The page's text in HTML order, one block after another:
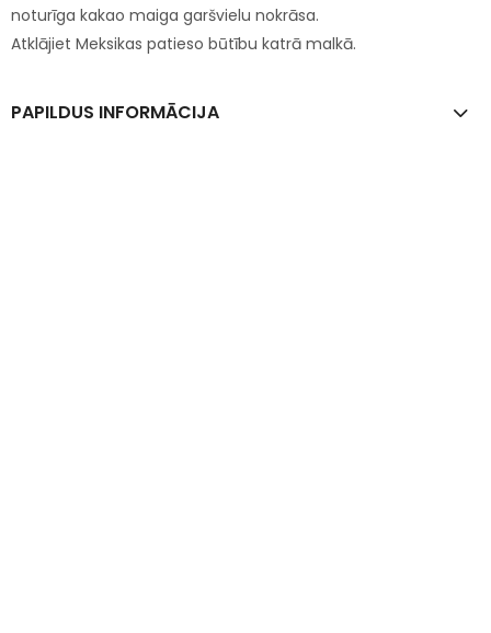
noturīga kakao maiga garšvielu nokrāsa.
Atklājiet Meksikas patieso būtību katrā malkā.
PAPILDUS INFORMĀCIJA